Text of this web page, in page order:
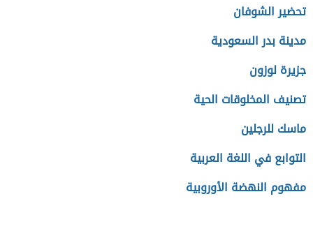
تحضير الشوفان
مدينة بدر السعودية
جزيرة لوزون
تصنيف المخلوقات الحية
ماسك للرجلين
التوابع في اللغة العربية
مفهوم النهضة الأوروبية